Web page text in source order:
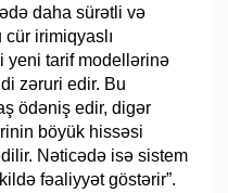
daha sürətli və
irimiqyaslı
yeni tarif modellərinə
zəruri edir. Bu
ödəniş edir, digər
böyük hissəsi
Nəticədə isə sistem
fəaliyyət göstərir”.